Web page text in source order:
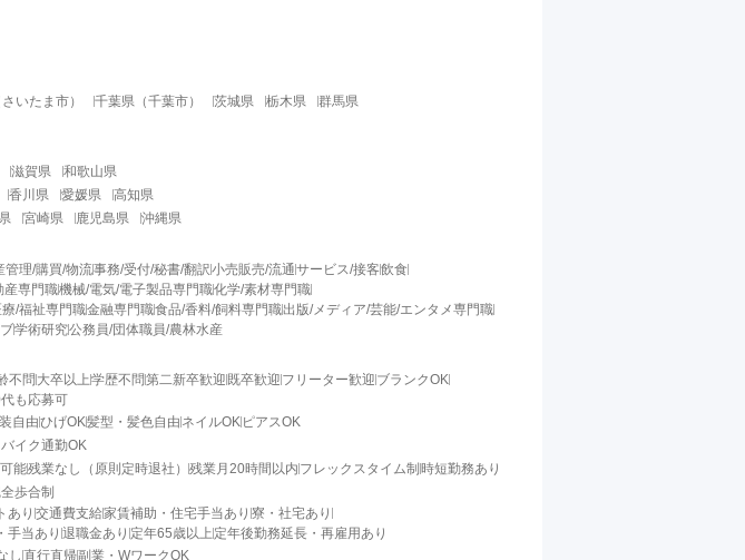
さいたま市） 千葉県 （千葉市） 茨城県 栃木県 群馬県
滋賀県 和歌山県
香川県 愛媛県 高知県
宮崎県 鹿児島県 沖縄県
管理/購買/物流事務/受付/秘書/翻訳小売販売/流通サービス/接客飲食
産専門職機械/電気/電子製品専門職化学/素材専門職
療/福祉専門職金融専門職食品/香料/飼料専門職出版/メディア/芸能/エンタメ専門職
学術研究公務員/団体職員/農林水産
不問 大卒以上学歴不問第二新卒歓迎 既卒歓迎 フリーター歓迎 ブランクOK
も応募可
自由ひげOK髪型・髪色自由 ネイルOK ピアスOK
イク通勤OK
能残業なし（原則定時退社） 残業月20時間以内 フレックスタイム制時短勤務あり
歩合制
あり 交通費支給家賃補助・住宅手当あり 寮・社宅あり
手当あり 退職金あり 定年65歳以上 定年後勤務延長・再雇用あり
し 直行直帰副業・WワークOK